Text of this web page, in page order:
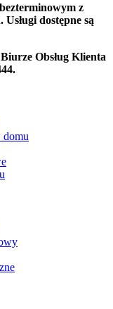
z
dostępne są
Obsług Klienta
domu